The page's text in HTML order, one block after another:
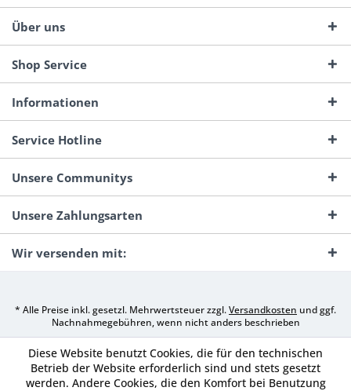
Über uns
Shop Service
Informationen
Service Hotline
Unsere Communitys
Unsere Zahlungsarten
Wir versenden mit:
* Alle Preise inkl. gesetzl. Mehrwertsteuer zzgl.Versandkosten und ggf.
Nachnahmegebühren, wenn nicht anders beschrieben
Diese Website benutzt Cookies, die für den technischen
Betrieb der Website erforderlich sind und stets gesetzt
werden. Andere Cookies, die den Komfort bei Benutzung